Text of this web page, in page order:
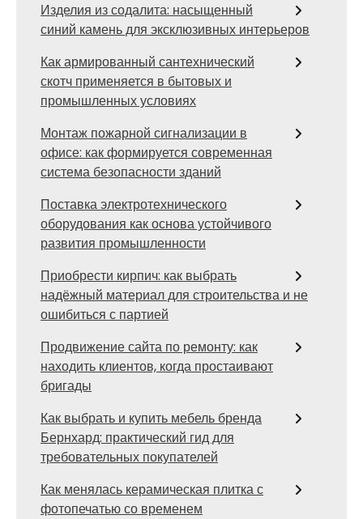
Изделия из содалита: насыщенный
синий камень для эксклюзивных интерьеров
Как армированный сантехнический
скотч применяется в бытовых и
промышленных условиях
Монтаж пожарной сигнализации в
офисе: как формируется современная
система безопасности зданий
Поставка электротехнического
оборудования как основа устойчивого
развития промышленности
Приобрести кирпич: как выбрать
надёжный материал для строительства и не
ошибиться с партией
Продвижение сайта по ремонту: как
находить клиентов, когда простаивают
бригады
Как выбрать и купить мебель бренда
Бернхард: практический гид для
требовательных покупателей
Как менялась керамическая плитка с
фотопечатью со временем